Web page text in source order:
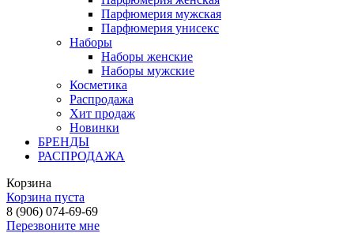
Парфюмерия мужская
Парфюмерия унисекс
Наборы
Наборы женские
Наборы мужские
Косметика
Распродажа
Хит продаж
Новинки
БРЕНДЫ
РАСПРОДАЖА
Корзина
Корзина пуста
8 (906) 074-69-69
Перезвоните мне